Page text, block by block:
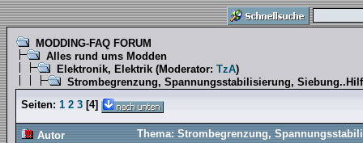
MODDING-FAQ FORUM
Alles rund ums Modden
Elektronik, Elektrik (Moderator: TzA)
Strombegrenzung, Spannungsstabilisierung,
Seiten: 1 2 3 [4]
Autor
Thema: Strombegrenzung,